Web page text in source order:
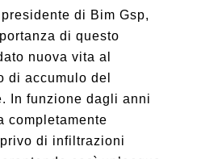
di Bim Gsp,
di questo
nuova vita al
di accumulo del
In funzione dagli anni
completamente
di infiltrazioni